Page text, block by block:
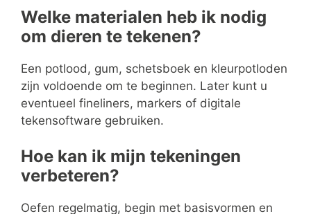
Welke materialen heb ik nodig
om dieren te tekenen?
Een potlood, gum, schetsboek en kleurpotloden
zijn voldoende om te beginnen. Later kunt u
eventueel fineliners, markers of digitale
tekensoftware gebruiken.
Hoe kan ik mijn tekeningen
verbeteren?
Oefen regelmatig, begin met basisvormen en